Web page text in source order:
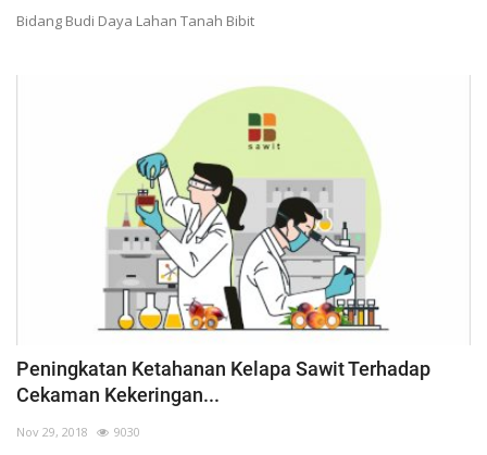
Bidang Budi Daya Lahan Tanah Bibit
Peningkatan Ketahanan Kelapa Sawit Terhadap
Cekaman Kekeringan...
Nov 29, 2018 9030